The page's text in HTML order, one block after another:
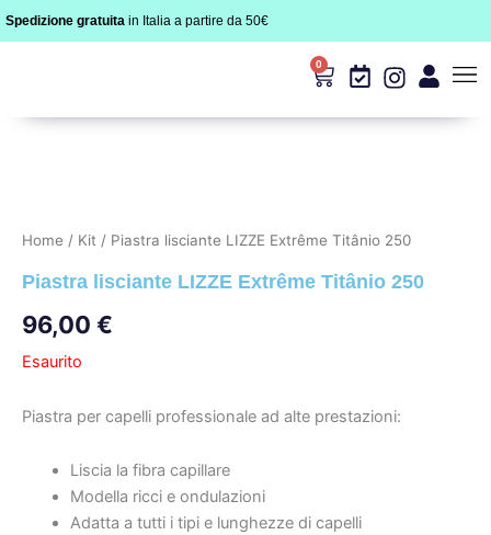
Vai
al
Spedizione gratuita in Italia a partire da 50€
0
Carrello
Home / Kit / Piastra lisciante LIZZE Extrême Titânio 250
Piastra lisciante LIZZE Extrême Titânio 250
96,00 €
Esaurito
Piastra per capelli professionale ad alte prestazioni:
Liscia la fibra capillare
Modella ricci e ondulazioni
Adatta a tutti i tipi e lunghezze di capelli